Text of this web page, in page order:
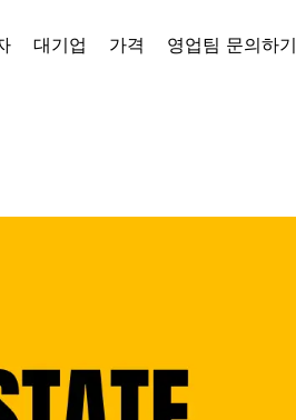
대기업 가격 영업팀 문의하기